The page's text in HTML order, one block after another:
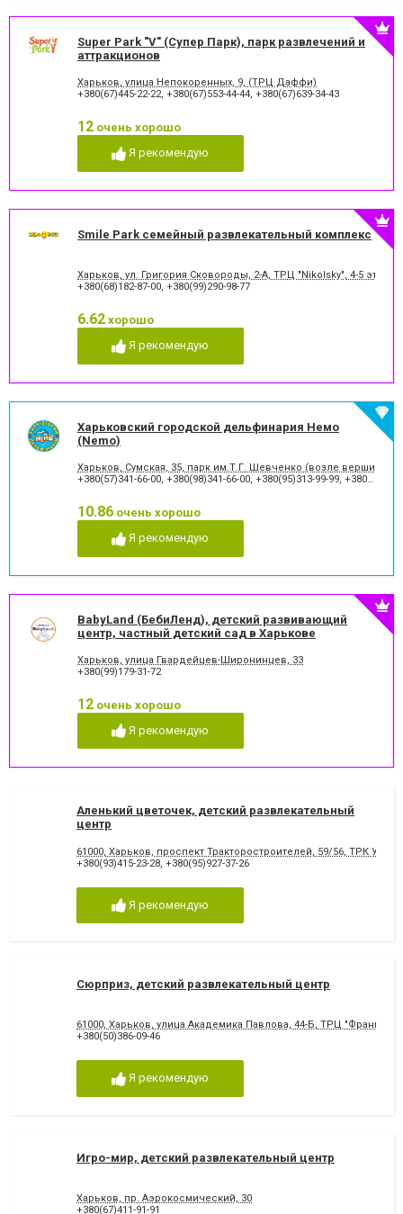
Super Park "V" (Супер Парк), парк развлечений и
аттракционов
Харьков, улица Непокоренных, 9, (ТРЦ Даффи)
+380(67)445-22-22, +380(67)553-44-44, +380(67)639-34-43
12 очень хорошо
Я рекомендую
Smile Park семейный развлекательный комплекс
Харьков, ул. Григория Сковороды, 2-А, ТРЦ "Nikolsky", 4-5 этаж
+380(68)182-87-00, +380(99)290-98-77
6.62 хорошо
Я рекомендую
Харьковский городской дельфинария Немо
(Nemo)
Харьков, Сумская, 35, парк им.Т.Г. Шевченко (возле вершины
+380(57)341-66-00, +380(98)341-66-00, +380(95)313-99-99, +380(50)700-33-99
10.86 очень хорошо
Я рекомендую
BabyLand (БебиЛенд), детский развивающий
центр, частный детский сад в Харькове
Харьков, улица Гвардейцев-Широнинцев, 33
+380(99)179-31-72
12 очень хорошо
Я рекомендую
Аленький цветочек, детский развлекательный
центр
61000, Харьков, проспект Тракторостроителей, 59/56, ТРК
+380(93)415-23-28 +380(95)927-37-26
Я рекомендую
Сюрприз, детский развлекательный центр
61000, Харьков, улица Академика Павлова, 44-Б, ТРЦ
+380(50)386-09-46
Я рекомендую
Игро-мир, детский развлекательный центр
Харьков, пр. Аэрокосмический, 30
+380(67)411-91-91